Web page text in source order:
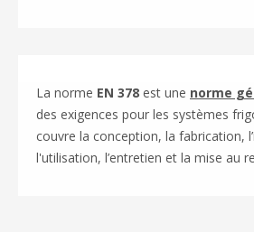
La norme EN 378 est une norme
des exigences pour les systèmes
couvre la conception, la fabrication,
l'utilisation, l’entretien et la mise au